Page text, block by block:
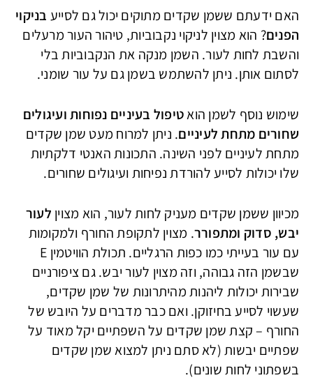
האם ידעתם ששמן שקדים מתוקים יכול גם לסייע בניקוי
הפנים? הוא מצוין לניקוי נקבוביות, טיהור העור מרעלים
והשבת לחות לעור. השמן מנקה את הנקבוביות בלי
לסתום אותן. ניתן להשתמש בשמן גם על עור שומני.
שימוש נוסף לשמן הואטיפול בעיניים נפוחות ועיגולים
שחורים מתחת לעיניים. ניתן למרוח מעט שמן שקדים
מתחת לעיניים לפני השינה. התכונות האנטי דלקתיות
שלו יכולות לסייע להורדת נפיחות ועיגולים שחורים.
מכיוון ששמן שקדים מעניק לחות לעור, הוא מצוין לעור
יבש, סדוק ומתפורר. מצוין לתקופת החורף ולמקומות
עם עור בעייתי כמו כפות הרגליים. תכולת הוויטמין E
שבשמן הזה גבוהה, וזה מצוין לעור יבש. גם ציפורניים
שבירות יכולות ליהנות מהיתרונות של שמן שקדים,
שעשוי לסייע בחיזוקן. ואם כבר מדברים על היובש של
החורף – קצת שמן שקדים על השפתיים יקל מאוד על
שפתיים יבשות (לא סתם ניתן למצוא שמן שקדים
בשפתוני לחות שונים).